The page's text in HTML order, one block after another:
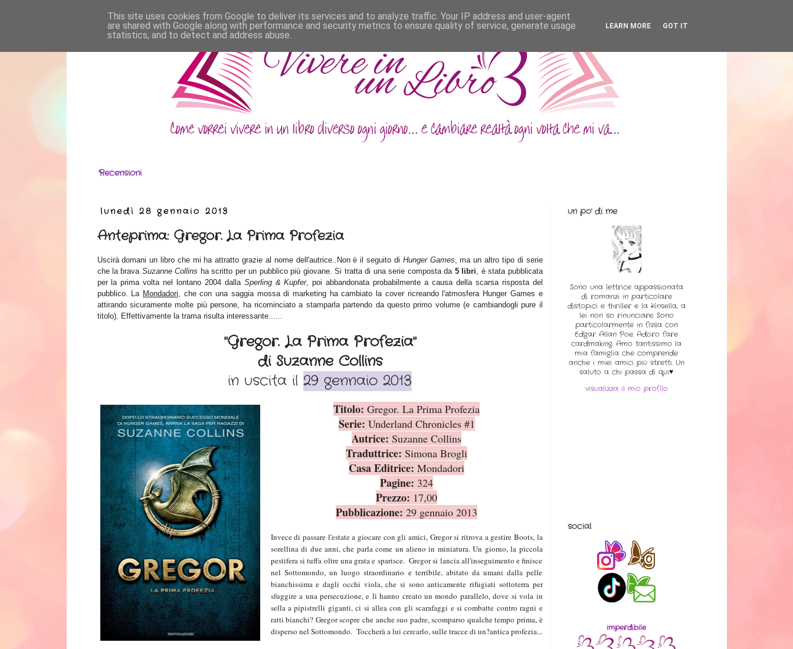
Recensioni
lunedì 28 gennaio 2013
Anteprima: Gregor. La Prima Profezia
Uscirà domani un libro che mi ha attratto grazie al nome dell'autrice..Non è il seguito di Hunger Games, ma un altro tipo di serie
che la brava Suzanne Collins ha scritto per un pubblico più giovane. Si tratta di una serie composta da 5 libri, è stata pubblicata
per la primavoltanel lontano 2004 dalla Sperling & Kupfer,poi abbandonata probabilmente a causa della scarsa risposta del
pubblico. La Mondadori, che con una saggia mossa di marketing ha cambiato la cover ricreando l'atmosfera Hunger Games e
attirando sicuramente molte più persone, ha ricominciato a stamparla partendo da questo primo volume (e cambiandogli pure il
titolo). Effettivamente la trama risulta interessante......
"Gregor. La Prima Profezia"
di Suzanne Collins
in uscita il 29 gennaio 2013
Titolo: Gregor. La Prima Profezia
Serie: Underland Chronicles #1
Autrice: Suzanne Collins
Traduttrice: Simona Brogli
Casa Editrice: Mondadori
Pagine: 324
Prezzo: 17,00
Pubblicazione: 29 gennaio 2013
Invece di passare l'estate a giocare con gli amici, Gregor si ritrova a gestire Boots, la
sorellina di due anni, che parla come un alieno in miniatura. Un giorno, la piccola
pestifera si tuffa oltre una grata e sparisce. Gregor si lancia all'inseguimento e finisce
nel Sottomondo, un luogo straordinario e terribile, abitato da umani dalla pelle
bianchissima e dagli occhi viola, che si sono anticamente rifugiati sottoterra per
sfuggire a una persecuzione, e lì hanno creato un mondo parallelo, dove si vola in
sella a pipistrelli giganti, ci si allea con gli scarafaggi e si combatte contro ragni e
ratti bianchi? Gregor scopre che anche suo padre, scomparso qualche tempo prima, è
disperso nel Sottomondo. Toccherà a lui cercarlo, sulle tracce di un?antica profezia...
un po' di me
Sono una lettrice appassionata
di romanzi in particolare
distopici e thriller e la Kinsella, a
lei non so rinunciare. Sono
particolarmente in fissa con
Edgar Allan Poe. Adoro fare
cardmaking. Amo tantissimo la
mia famiglia che comprende
anche i miei amici più stretti. Un
saluto a chi passa di qui♥
visualizza il mio profilo
social
imperdibile
This site uses cookies from Google to deliver its services and to analyze traffic. Your IP address and user-agent
are shared with Google along with performance and security metrics to ensure quality of service, generate usage
statistics, and to detect and address abuse.
LEARN MORE GOT IT